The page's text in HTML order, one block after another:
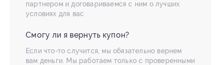
партнером и договариваемся с ним о лучших
условиях для вас
Смогу ли я вернуть купон?
Если что-то случится, мы обязательно вернем
вам деньги. Мы работаем только с проверенными